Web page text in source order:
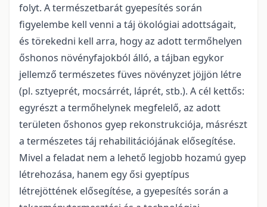
folyt. A természetbarát gyepesítés során
figyelembe kell venni a táj ökológiai adottságait,
és törekedni kell arra, hogy az adott termőhelyen
őshonos növényfajokból álló, a tájban egykor
jellemző természetes füves növényzet jöjjön létre
(pl. sztyeprét, mocsárrét, láprét, stb.). A cél kettős:
egyrészt a termőhelynek megfelelő, az adott
területen őshonos gyep rekonstrukciója, másrészt
a természetes táj rehabilitációjának elősegítése.
Mivel a feladat nem a lehető legjobb hozamú gyep
létrehozása, hanem egy ősi gyeptípus
létrejöttének elősegítése, a gyepesítés során a